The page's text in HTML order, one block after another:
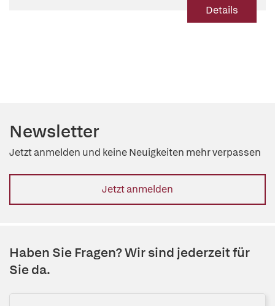
Details
Newsletter
Jetzt anmelden und keine Neuigkeiten mehr verpassen
Jetzt anmelden
Haben Sie Fragen? Wir sind jederzeit für
Sie da.